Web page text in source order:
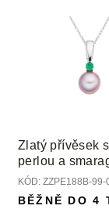
ů
o
d
u
k
Zlatý přívěsek
perlou a
KÓD: ZZPE188B-99-
BĚŽNĚ DO 4